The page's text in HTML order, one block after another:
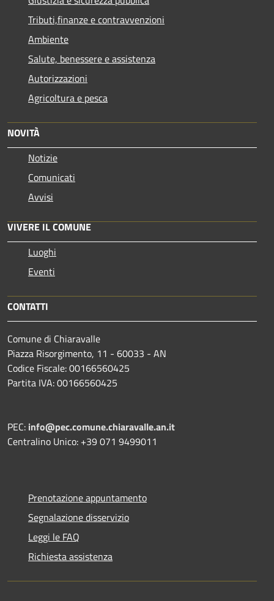
Tributi,finanze e contravvenzioni
Ambiente
Salute, benessere e assistenza
Autorizzazioni
Agricoltura e pesca
NOVITÀ
Notizie
Comunicati
Avvisi
VIVERE IL COMUNE
Luoghi
Eventi
CONTATTI
Comune di Chiaravalle
Piazza Risorgimento, 11 - 60033 - AN
Codice Fiscale: 00166560425
Partita IVA: 00166560425
PEC: info@pec.comune.chiaravalle.an.it
Centralino Unico: +39 071 9499011
Prenotazione appuntamento
Segnalazione disservizio
Leggi le FAQ
Richiesta assistenza